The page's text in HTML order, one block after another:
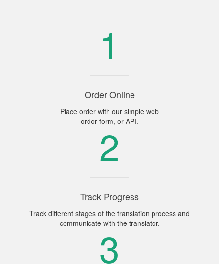
1
Order Online
Place order with our simple web
order form, or API.
2
Track Progress
Track different stages of the translation process and
communicate with the translator.
3